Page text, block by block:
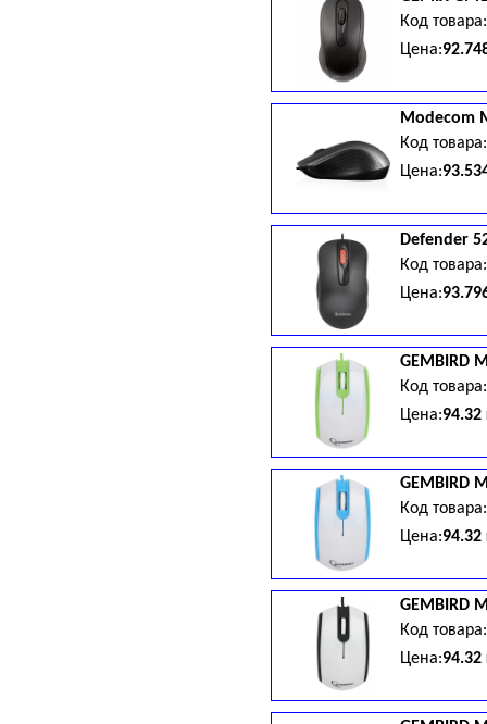
Код
Цена:
Modecom
Код
Цена:
Defender
Код
Цена:
GEMBIRD
Код
Цена:94.32
GEMBIRD
Код
Цена:94.32
GEMBIRD
Код
Цена:94.32